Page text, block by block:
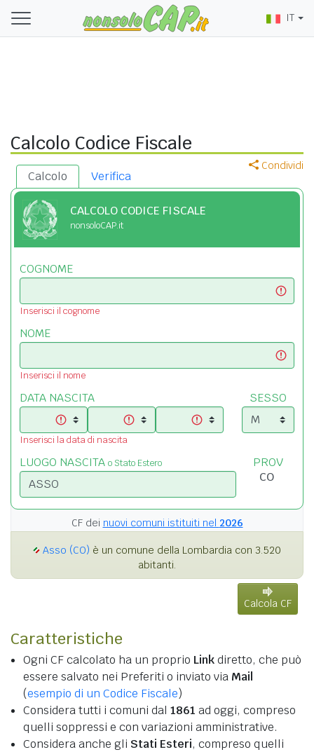
IT
Calcolo Codice Fiscale
Condividi
Calcolo Verifica
CALCOLO CODICE FISCALE
nonsoloCAP.it
COGNOME
Inserisci il cognome
NOME
Inserisci il nome
DATA NASCITA
Inserisci la data di nascita
SESSO
LUOGO NASCITA o Stato Estero PROV
CF dei nuovi comuni istituiti nel 2026
Asso (CO) è un comune della Lombardia con 3.520
abitanti.
Calcola CF
Caratteristiche
Ogni CF calcolato ha un proprio Linkdiretto, che può
essere salvato nei Preferiti o inviato via Mail
(esempio di un Codice Fiscale)
Considera tutti i comuni dal 1861 ad oggi, compreso
quelli soppressi e con variazioni amministrative.
Considera anche gli Stati Esteri, compreso quelli